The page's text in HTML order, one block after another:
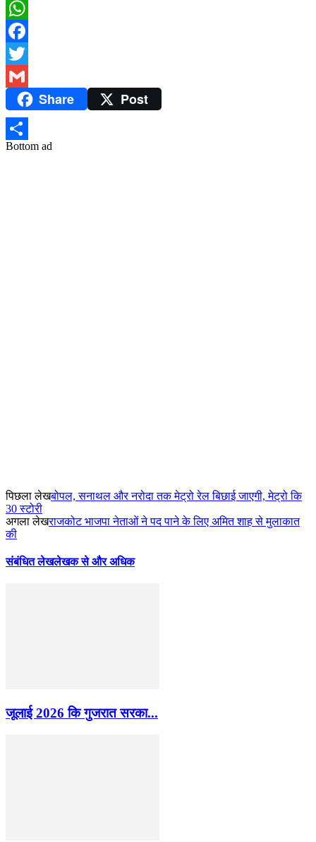
WhatsApp
Facebook
Twitter
Gmail Share Post
Share
Bottom ad
पिछला लेखबोपल, सनाथल और नरोदा तक मेट्रो रेल बिछाई जाएगी, मेट्रो कि
30 स्टोरी
अगला लेखराजकोट भाजपा नेताओं ने पद पाने के लिए अमित शाह से मुलाकात
की
संबंधित लेखलेखक से और अधिक
जूलाई 2026 कि गुजरात सरका...